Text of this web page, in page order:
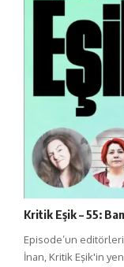
Kritik Eşik – 55:
Episode’un
İnan, Kritik Eşik'in